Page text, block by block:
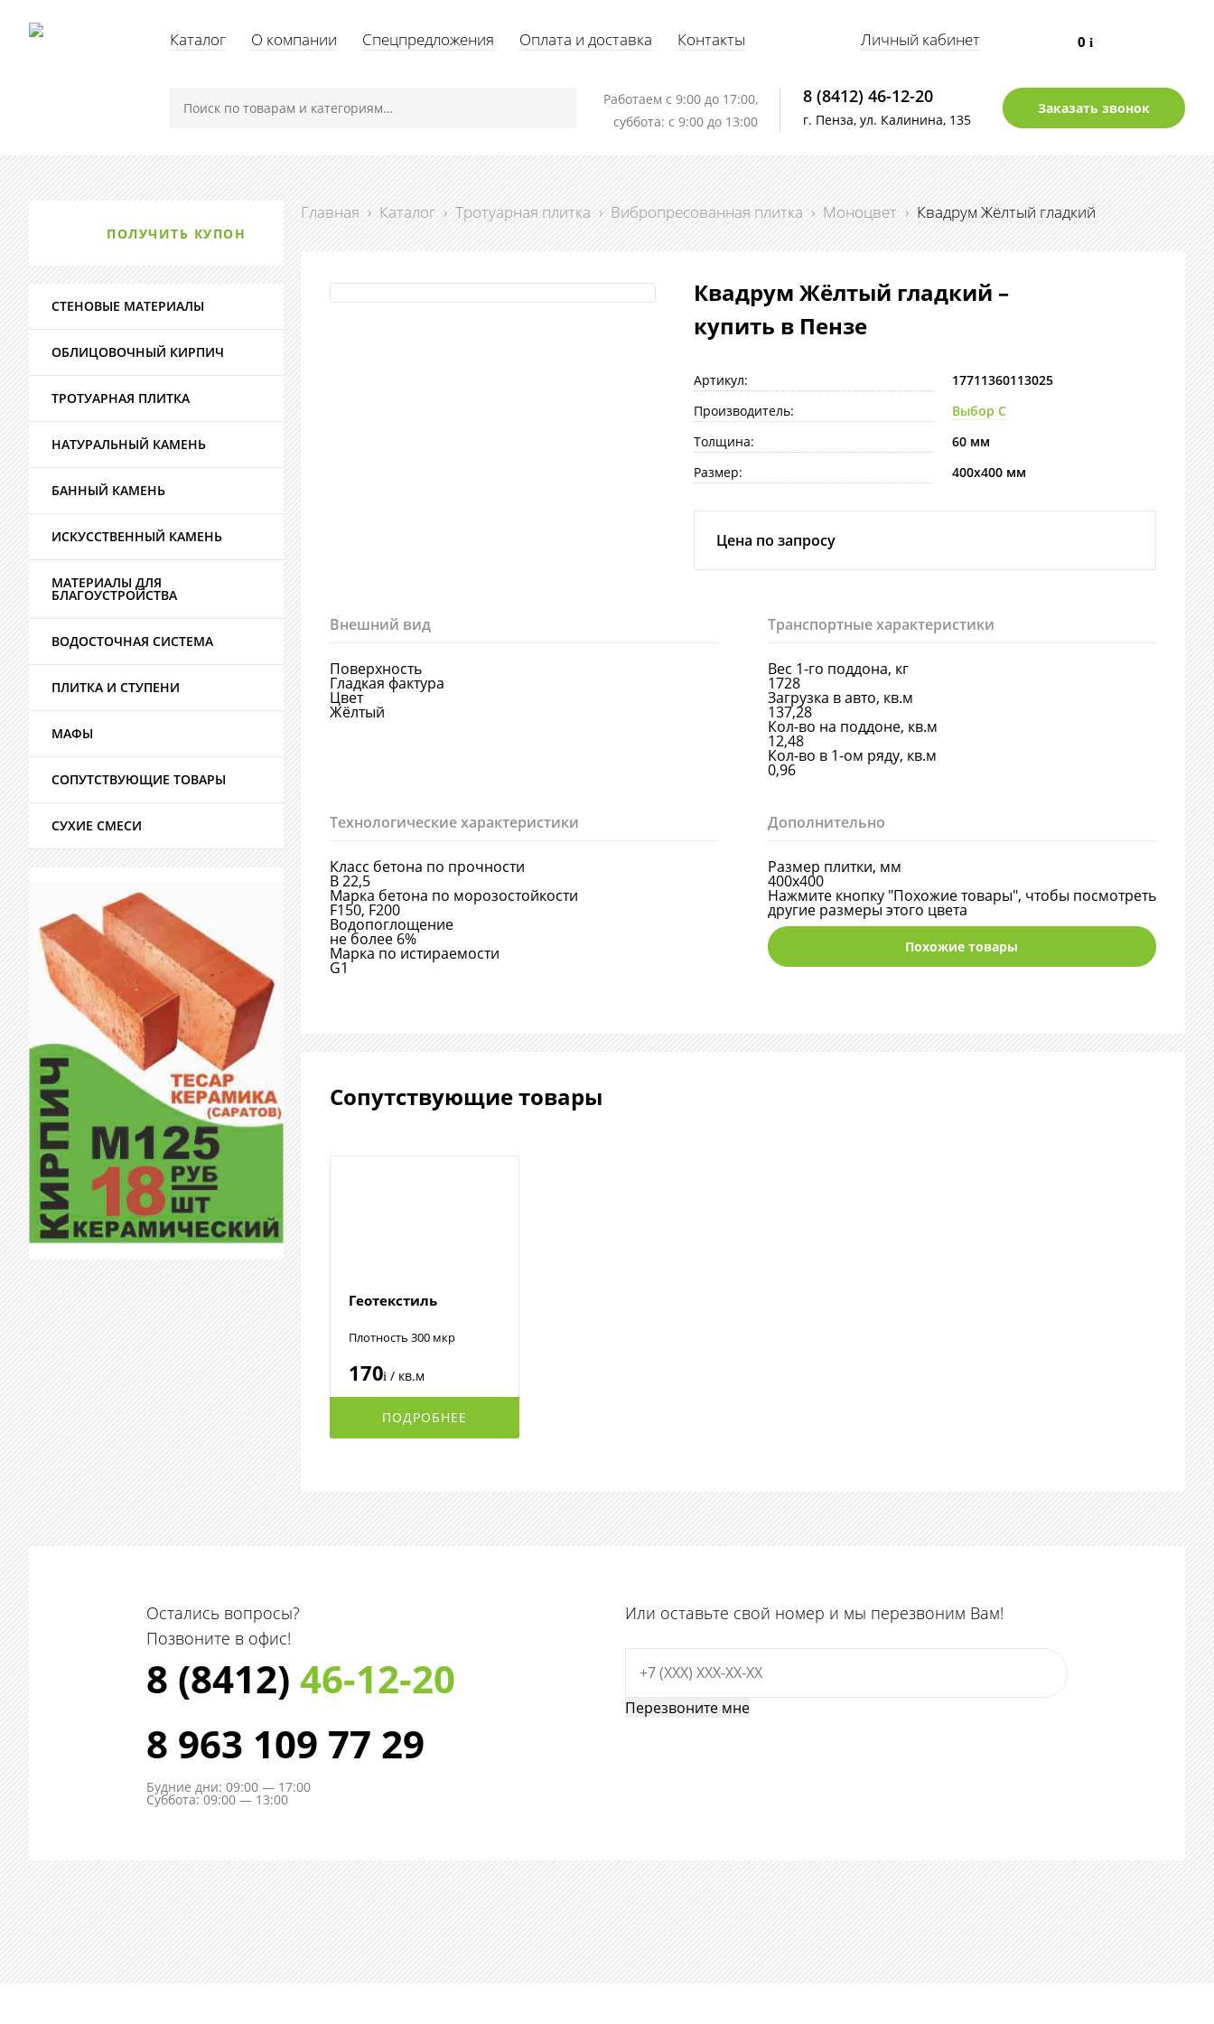
Каталог О компании Спецпредложения Оплата и доставка Контакты Личный кабинет 0i
Работаем c 9:00 до 17:00,
суббота: с 9:00 до 13:00
8 (8412) 46-12-20
г. Пенза, ул. Калинина, 135
Заказать звонок
Главная › Каталог › Тротуарная плитка › Вибропресованная плитка › Моноцвет › Квадрум Жёлтый гладкий
Квадрум Жёлтый гладкий –
купить в Пензе
Артикул:
17711360113025
Производитель:
Выбор С
Толщина:
60 мм
Размер:
400х400 мм
Цена по запросу
Внешний вид
Поверхность
Гладкая фактура
Цвет
Жёлтый
Транспортные характеристики
Вес 1-го поддона, кг
1728
Загрузка в авто, кв.м
137,28
Кол-во на поддоне, кв.м
12,48
Кол-во в 1-ом ряду, кв.м
0,96
Технологические характеристики
Класс бетона по прочности
В 22,5
Марка бетона по морозостойкости
F150, F200
Водопоглощение
не более 6%
Марка по истираемости
G1
Дополнительно
Размер плитки, мм
400х400
Нажмите кнопку "Похожие товары", чтобы посмотреть
другие размеры этого цвета
Похожие товары
Сопутствующие товары
Геотекстиль
Плотность 300 мкр
170i/ кв.м
ПОДРОБНЕЕ
ПОЛУЧИТЬ КУПОН
СТЕНОВЫЕ МАТЕРИАЛЫ
ОБЛИЦОВОЧНЫЙ КИРПИЧ
ТРОТУАРНАЯ ПЛИТКА
НАТУРАЛЬНЫЙ КАМЕНЬ
БАННЫЙ КАМЕНЬ
ИСКУССТВЕННЫЙ КАМЕНЬ
МАТЕРИАЛЫ ДЛЯ
БЛАГОУСТРОЙСТВА
ВОДОСТОЧНАЯ СИСТЕМА
ПЛИТКА И СТУПЕНИ
МАФЫ
СОПУТСТВУЮЩИЕ ТОВАРЫ
СУХИЕ СМЕСИ
Остались вопросы?
Позвоните в офис!
8 (8412) 46-12-20
8 963 109 77 29
Будние дни: 09:00 — 17:00
Суббота: 09:00 — 13:00
Или оставьте свой номер и мы перезвоним Вам!